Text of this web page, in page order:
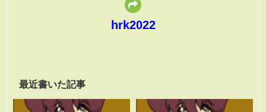
hrk2022
最近書いた記事